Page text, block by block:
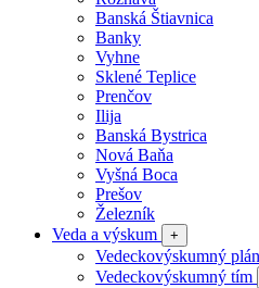
Banská Štiavnica
Banky
Vyhne
Sklené Teplice
Prenčov
Ilija
Banská Bystrica
Nová Baňa
Vyšná Boca
Prešov
Železník
Veda a výskum
+
Vedeckovýskumný
Vedeckovýskumný tím